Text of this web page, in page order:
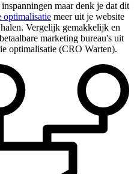
maar denk je dat dit
optimalisatie meer uit je website
Vergelijk gemakkelijk en
marketing bureau's uit
optimalisatie (CRO Warten).